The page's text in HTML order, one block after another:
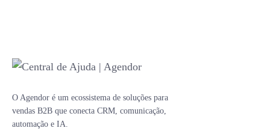
O Agendor é um ecossistema de soluções para
vendas B2B que conecta CRM, comunicação,
automação e IA.